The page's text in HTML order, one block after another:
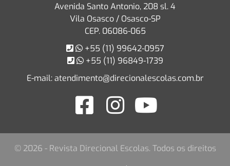
Avenida Santo Antonio, 208 sl. 4
Vila Osasco / Osasco-SP
CEP. 06086-065
+55 (11) 99642-0957
+55 (11) 96849-1739
E-mail:atendimento@direcionalescolas.com.br
© 2026 - Revista Direcional Escolas. Todos os direitos